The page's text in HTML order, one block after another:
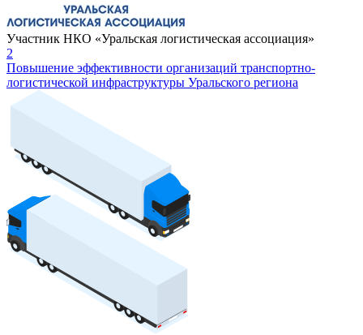
Участник НКО «Уральская логистическая ассоциация»
2
Повышение эффективности организаций транспортно-
логистической инфраструктуры Уральского региона